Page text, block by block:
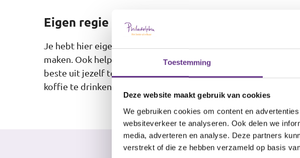
Toestemming
Deze website maakt gebruik van cookies
We gebruiken cookies om content en
websiteverkeer te analyseren. Ook delen we
media, adverteren en analyse. Deze partners
verstrekt of die ze hebben verzameld op basis
Eigen regie
Je hebt hier eigen regie. Ieder op zijn eigen wijze en
maken. Ook helpen we je om gemaakte doelen te
beste uit jezelf te halen.Je hebt eigen sociale contacten en
koffie te drinken.